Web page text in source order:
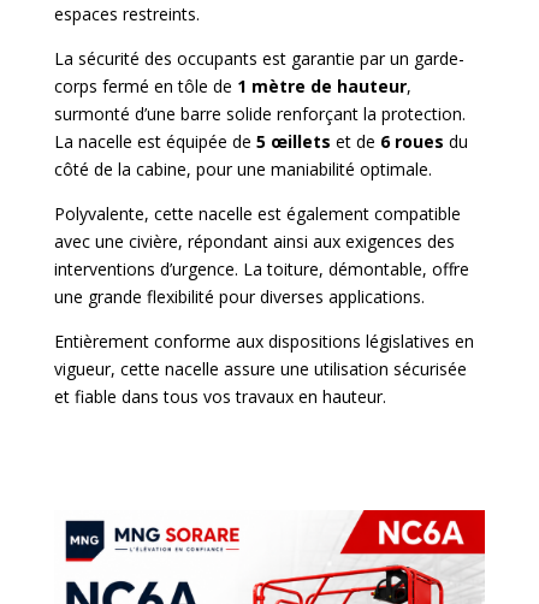
espaces restreints.
La sécurité des occupants est garantie par un garde-
corps fermé en tôle de 1 mètre de hauteur,
surmonté d’une barre solide renforçant la protection.
La nacelle est équipée de 5 œillets et de 6 roues du
côté de la cabine, pour une maniabilité optimale.
Polyvalente, cette nacelle est également compatible
avec une civière, répondant ainsi aux exigences des
interventions d’urgence. La toiture, démontable, offre
une grande flexibilité pour diverses applications.
Entièrement conforme aux dispositions législatives en
vigueur, cette nacelle assure une utilisation sécurisée
et fiable dans tous vos travaux en hauteur.